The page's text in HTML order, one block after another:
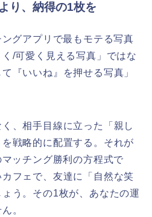
り、納得の1枚を
グアプリで最もモテる写真
/可愛く見える写真」ではな
『いいね』を押せる写真」
、相手目線に立った「親し
戦略的に配置する。それが
ッチング勝利の方程式で
フェで、友達に「自然な笑
う。その1枚が、あなたの運
。